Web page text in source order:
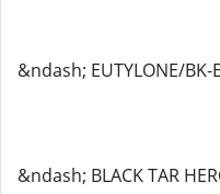
&ndash; EUTYLONE/BK-
&ndash; BLACK TAR